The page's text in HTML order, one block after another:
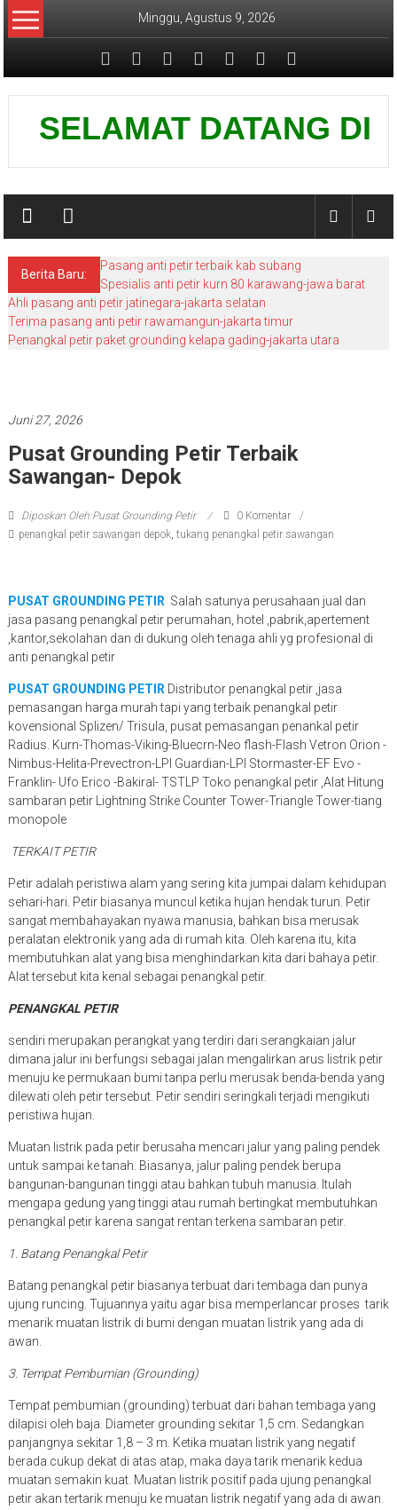
Lompat
ke
Minggu, Agustus 9, 2026
Pusat
Grounding
SELAMAT DATANG
Berita Baru:
Pasang anti petir terbaik kab subang
Spesialis anti petir kurn 80 karawang-jawa barat
Ahli pasang anti petir jatinegara-jakarta selatan
Terima pasang anti petir rawamangun-jakarta timur
Penangkal petir paket grounding kelapa gading-jakarta utara
Juni 27, 2026
Pusat Grounding Petir Terbaik
Sawangan- Depok
Diposkan Oleh:Pusat Grounding Petir
0 Komentar
penangkal petir sawangan depok, tukang penangkal petir sawangan
PUSAT GROUNDING PETIR Salah satunya perusahaan jual dan
jasa pasang penangkal petir perumahan, hotel ,pabrik,apertement
,kantor,sekolahan dan di dukung oleh tenaga ahli yg profesional di
anti penangkal petir
PUSAT GROUNDING PETIR Distributor penangkal petir ,jasa
pemasangan harga murah tapi yang terbaik penangkal petir
kovensional Splizen/ Trisula, pusat pemasangan penankal petir
Radius. Kurn-Thomas-Viking-Bluecrn-Neo flash-Flash Vetron Orion -
Nimbus-Helita-Prevectron-LPI Guardian-LPI Stormaster-EF Evo -
Franklin- Ufo Erico -Bakiral- TSTLP Toko penangkal petir ,Alat Hitung
sambaran petir Lightning Strike Counter Tower-Triangle Tower-tiang
monopole
TERKAIT PETIR
Petir adalah peristiwa alam yang sering kita jumpai dalam kehidupan
sehari-hari. Petir biasanya muncul ketika hujan hendak turun. Petir
sangat membahayakan nyawa manusia, bahkan bisa merusak
peralatan elektronik yang ada di rumah kita. Oleh karena itu, kita
membutuhkan alat yang bisa menghindarkan kita dari bahaya petir.
Alat tersebut kita kenal sebagai penangkal petir.
PENANGKAL PETIR
sendiri merupakan perangkat yang terdiri dari serangkaian jalur
dimana jalur ini berfungsi sebagai jalan mengalirkan arus listrik petir
menuju ke permukaan bumi tanpa perlu merusak benda-benda yang
dilewati oleh petir tersebut. Petir sendiri seringkali terjadi mengikuti
peristiwa hujan.
Muatan listrik pada petir berusaha mencari jalur yang paling pendek
untuk sampai ke tanah. Biasanya, jalur paling pendek berupa
bangunan-bangunan tinggi atau bahkan tubuh manusia. Itulah
mengapa gedung yang tinggi atau rumah bertingkat membutuhkan
penangkal petir karena sangat rentan terkena sambaran petir.
1. Batang Penangkal Petir
Batang penangkal petir biasanya terbuat dari tembaga dan punya
ujung runcing. Tujuannya yaitu agar bisa memperlancar proses tarik
menarik muatan listrik di bumi dengan muatan listrik yang ada di
awan.
3. Tempat Pembumian (Grounding)
Tempat pembumian (grounding) terbuat dari bahan tembaga yang
dilapisi oleh baja. Diameter grounding sekitar 1,5 cm. Sedangkan
panjangnya sekitar 1,8 – 3 m. Ketika muatan listrik yang negatif
berada cukup dekat di atas atap, maka daya tarik menarik kedua
muatan semakin kuat. Muatan listrik positif pada ujung penangkal
petir akan tertarik menuju ke muatan listrik negatif yang ada di awan.